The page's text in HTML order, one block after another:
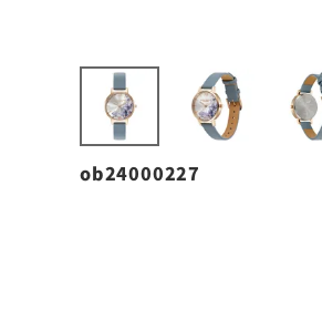
ob24000227